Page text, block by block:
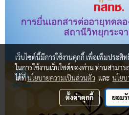
เว็บไซต์นี้มีการใช้งานคุกกี้ เพื่อเพิ่มประ
ในการใช้งานเว็บไซต์ของท่าน ท่านสามาร
ได้ที่นโยบายความเป็นส่วนตัว และ นโย
ตั้งค่าคุกกี้ ยอม